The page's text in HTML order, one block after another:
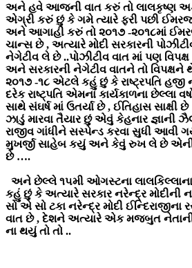
અને હવે આજની વાત કરું તો લાલકૃષ્ણ
એગ્રી કરું છું કે ગમે ત્યારે ફરી પછી
અને આગાહી કરું તો ૨૦૧૭ -૨૦૧૮માં
ચાન્સ છે , અત્યારે મોદી સરકારની
નેગેટીવ લે છે ..પોઝીટીવ વાત માં પણ
અને સરકારની નેગેટીવ વાતને તો
૨૦૧૭ -૧૮ એટલે કહું છું કે રાષ્ટ્રપતિ
દરેક રાષ્ટ્પતિ એમના કાર્યકાળના છેલ્લા
સાથે સંઘર્ષ માં ઉતર્યા છે , ઈતિહાસ સાક્ષી
ઝાડું મારવા તૈયાર છું એવું કેહનાર જ્ઞાની
રાજીવ ગાંધીને સસ્પેન્ડ કરવા સુધી
મુખર્જી સાહેબ કયું અને કેવું રુખ લે છે
છે ….
અને છેલ્લે ૧૫મી ઓગસ્ટના
કહું છું કે અત્યારે સરકાર નરેન્દ્ર મોદીની
સો એ સો ટકા નરેન્દ્ર મોદી ઈન્દિરાજીના
વાત છે , દેશને અત્યારે એક મજબુત
ના થયું તો તો ..